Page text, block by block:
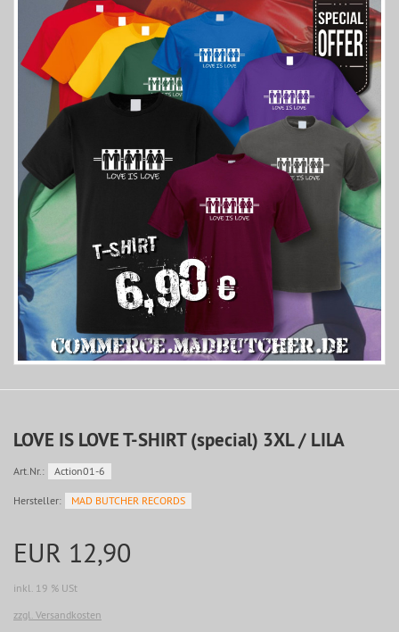
LOVE IS LOVE T-SHIRT (special) 3XL / LILA
Art.Nr.: Action01-6
Hersteller: MAD BUTCHER RECORDS
EUR 12,90
inkl. 19 % USt
zzgl. Versandkosten